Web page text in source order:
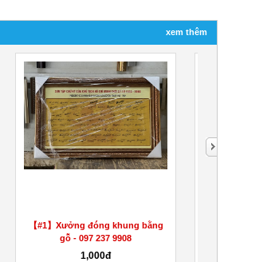
xem thêm
【#1】Xưởng đóng khung bằng
gỗ - 097 237 9908
1,000đ